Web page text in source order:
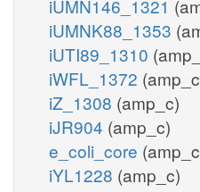
iUMN146_1321
iUMNK88_1353
iUTI89_1310
iWFL_1372
iZ_1308 (amp_c)
iJR904 (amp_c)
e_coli_core
iYL1228 (amp_c)